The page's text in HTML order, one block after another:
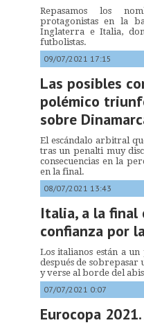
Repasamos los
protagonistas en la
Inglaterra e Italia,
futbolistas.
09/07/2021 17:15
Las posibles
polémico
sobre
El escándalo arbitral
tras un penalti muy
consecuencias en la
en la final.
08/07/2021 13:43
Italia, a la final
confianza por
Los italianos están a
después de sobrepasar
y verse al borde del
07/07/2021 0:07
Eurocopa